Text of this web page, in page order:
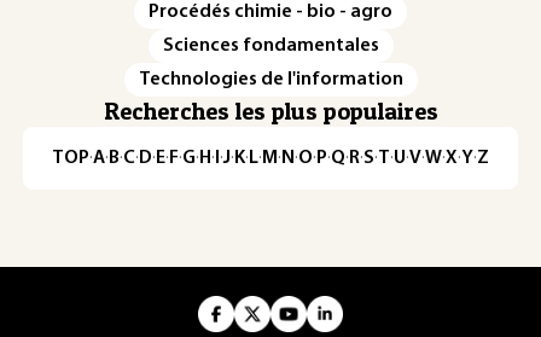
Procédés chimie - bio - agro
Sciences fondamentales
Technologies de l'information
Recherches les plus populaires
TOP·A·B·C· D· E· F·G· H · ·J· K· L· M · N ·O· P·Q· R·S·T·U·V·W·X·Y·Z